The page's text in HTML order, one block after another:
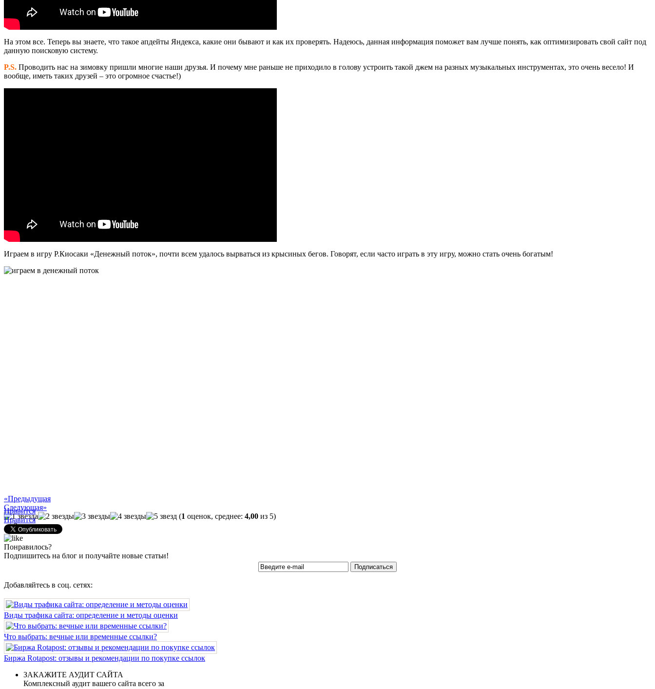
На этом все. Теперь вы знаете, что такое апдейты Яндекса, какие они бывают и как их проверять. Надеюсь, данная информация поможет вам лучше понять, как оптимизировать свой сайт под
данную поисковую систему.
P.S. Проводить нас на зимовку пришли многие наши друзья. И почему мне раньше не приходило в голову устроить такой джем на разных музыкальных инструментах, это очень весело! И
вообще, иметь таких друзей – это огромное счастье!)
Играем в игру Р.Киосаки «Денежный поток», почти всем удалось вырваться из крысиных бегов. Говорят, если часто играть в эту игру, можно стать очень богатым!
«Предыдущая
Следующая»
(1 оценок, среднее: 4,00 из 5)
Загрузка...
Нравится
Нравится
Понравилось?
Подпишитесь на блог и получайте новые статьи!
Добавляйтесь в соц. сетях:
Виды трафика сайта: определение и методы оценки
Что выбрать: вечные или временные ссылки?
Биржа Rotapost: отзывы и рекомендации по покупке ссылок
ЗАКАЖИТЕ АУДИТ САЙТА
Комплексный аудит вашего сайта всего за